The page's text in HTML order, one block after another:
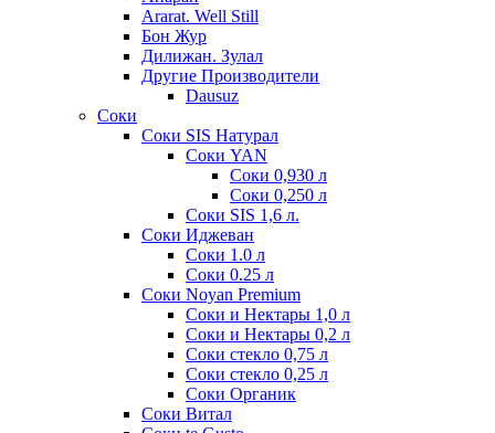
Ararat. Well Still
Бон Жур
Дилижан. Зулал
Другие Производители
Dausuz
Соки
Соки SIS Натурал
Соки YAN
Соки 0,930 л
Соки 0,250 л
Соки SIS 1,6 л.
Соки Иджеван
Соки 1.0 л
Соки 0.25 л
Соки Noyan Premium
Соки и Нектары 1,0 л
Соки и Нектары 0,2 л
Соки стекло 0,75 л
Соки стекло 0,25 л
Соки Органик
Соки Витал